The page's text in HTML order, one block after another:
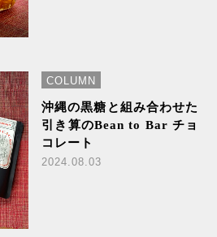
COLUMN
沖縄の黒糖と組み合わせた
引き算のBean to Bar チョ
コレート
2024.08.03